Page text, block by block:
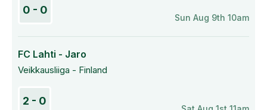
0 - 0
Sun Aug 9th 10am
FC Lahti - Jaro
Veikkausliiga - Finland
2 - 0